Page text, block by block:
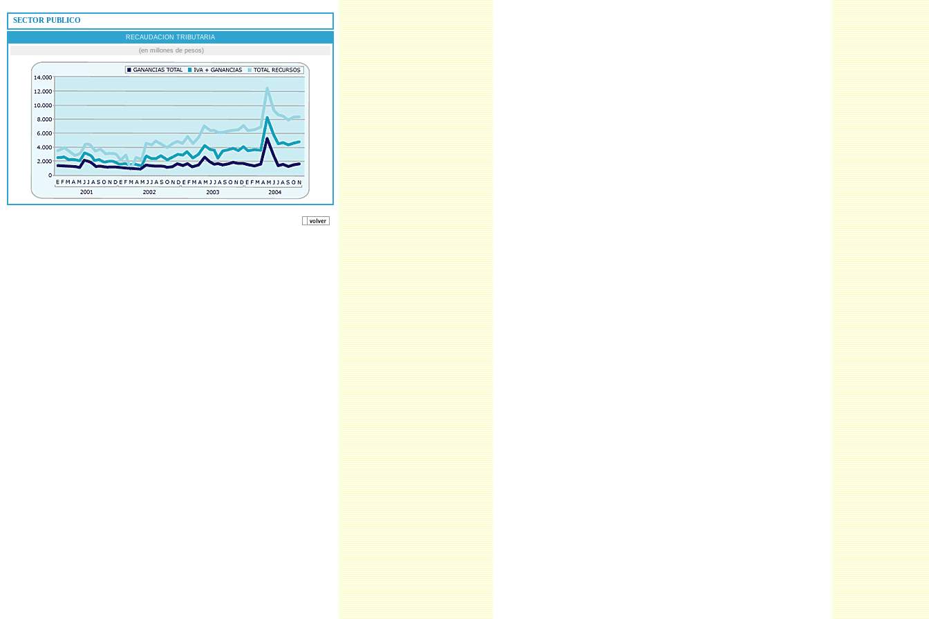
 SECTOR PUBLICO
RECAUDACION TRIBUTARIA
(en millones de pesos)